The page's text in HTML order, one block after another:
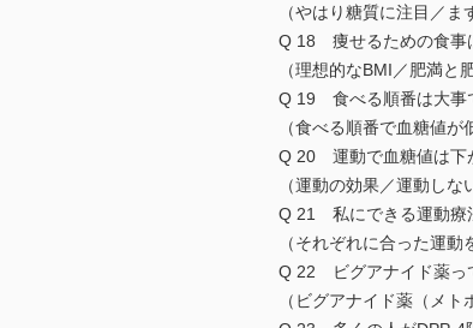
（やはり糖質に注目／
Q 18 痩せるための食事
（理想的なBMI／肥満と
Q 19 食べる順番は大事
（食べる順番で血糖値が
Q 20 運動で血糖値は下
（運動の効果／運動しな
Q 21 私にできる運動療
（それぞれに合った運動
Q 22 ビグアナイド薬っ
（ビグアナイド薬（メ